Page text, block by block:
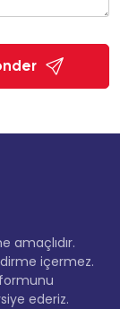
amaçlıdır.
içermez.
ederiz.